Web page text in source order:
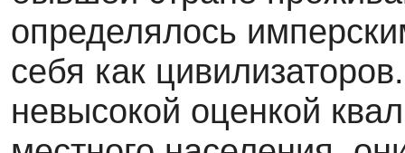
опре­делялось
себя как
невысокой оценкой